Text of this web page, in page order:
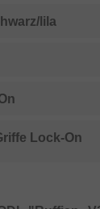
lila
Lock-On